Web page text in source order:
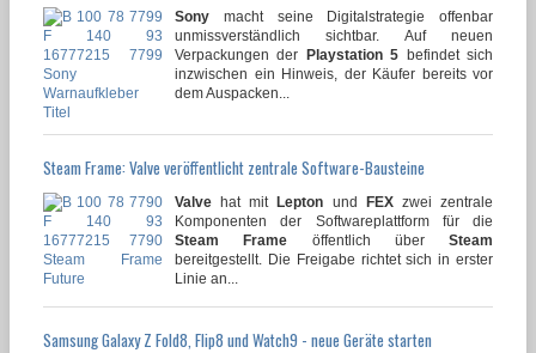
Sony macht seine Digitalstrategie offenbar
unmissverständlich sichtbar. Auf neuen
Verpackungen der Playstation 5 befindet sich
inzwischen ein Hinweis, der Käufer bereits vor
dem Auspacken...
Steam Frame: Valve veröffentlicht zentrale Software-Bausteine
Valve hat mitLepton und FEXzwei zentrale
Komponenten der Softwareplattform für die
Steam Frame öffentlich über Steam
bereitgestellt. Die Freigabe richtet sich in erster
Linie an...
Samsung Galaxy Z Fold8, Flip8 und Watch9 - neue Geräte starten